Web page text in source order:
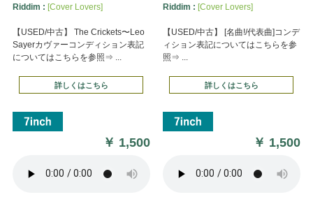
Riddim : [Cover Lovers]
【USED/中古】 The Crickets〜Leo
Sayerカヴァーコンディション表記
についてはこちらを参照⇒ ...
詳しくはこちら
￥ 1,500
Riddim : [Cover Lovers]
【USED/中古】 [名曲!/代表曲]コンデ
ィション表記についてはこちらを参
照⇒ ...
詳しくはこちら
￥ 1,500